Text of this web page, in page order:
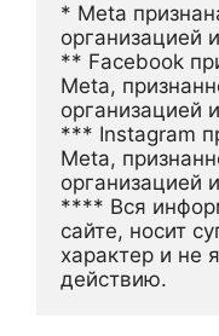
* Meta
организацией
** Facebook
Meta,
организацией
*** Instagram
Meta,
организацией
**** Вся
сайте, носит
характер и не
действию.